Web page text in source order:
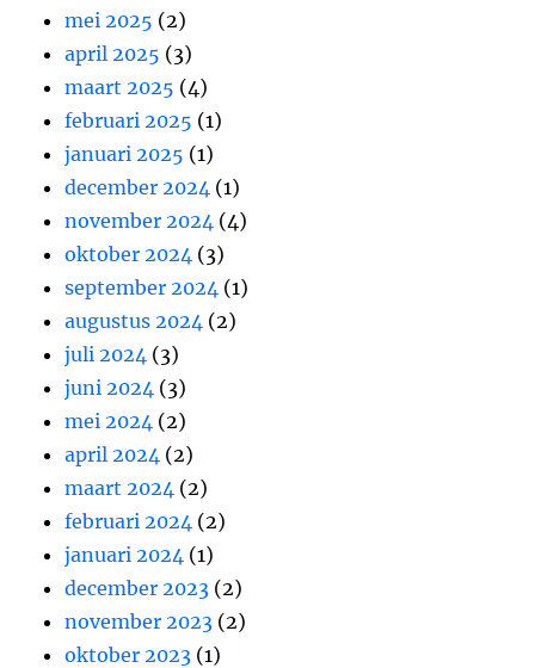
mei 2025 (2)
april 2025 (3)
maart 2025 (4)
februari 2025 (1)
januari 2025 (1)
december 2024 (1)
november 2024 (4)
oktober 2024 (3)
september 2024 (1)
augustus 2024 (2)
juli 2024 (3)
juni 2024 (3)
mei 2024 (2)
april 2024 (2)
maart 2024 (2)
februari 2024 (2)
januari 2024 (1)
december 2023 (2)
november 2023 (2)
oktober 2023 (1)